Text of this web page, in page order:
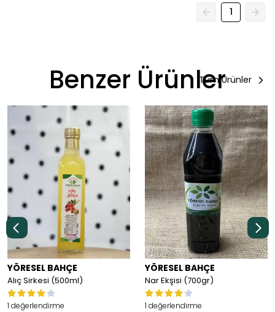
1
Benzer ÜrünlerTüm Ürünler
YÖRESEL BAHÇE
Alıç Sirkesi (500ml)
1 değerlendirme
YÖRESEL BAHÇE
Nar Ekşisi (700gr)
1 değerlendirme